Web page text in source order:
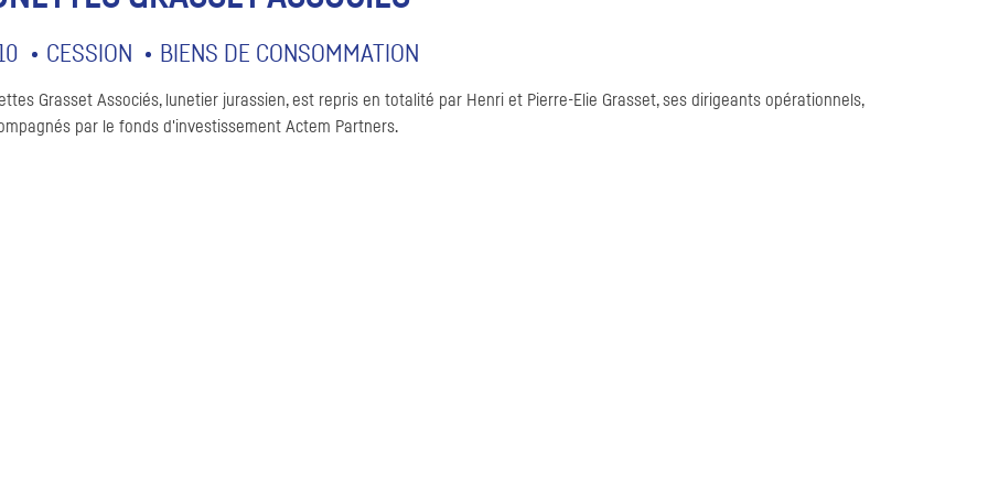
CESSION BIENS DE CONSOMMATION
Grasset Associés, lunetier jurassien, est repris en totalité par Henri et Pierre-Elie Grasset, ses dirigeants opérationnels,
par le fonds d'investissement Actem Partners.